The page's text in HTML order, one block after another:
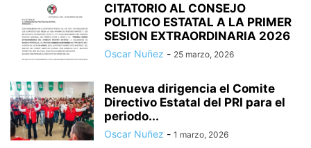
CITATORIO AL CONSEJO
POLITICO ESTATAL A LA PRIMER
SESION EXTRAORDINARIA 2026
Oscar Nuñez - 25 marzo, 2026
Renueva dirigencia el Comite
Directivo Estatal del PRI para el
periodo...
Oscar Nuñez - 1 marzo, 2026